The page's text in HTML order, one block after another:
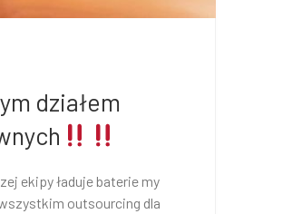
działem
ekipy ładuje baterie my
outsourcing dla